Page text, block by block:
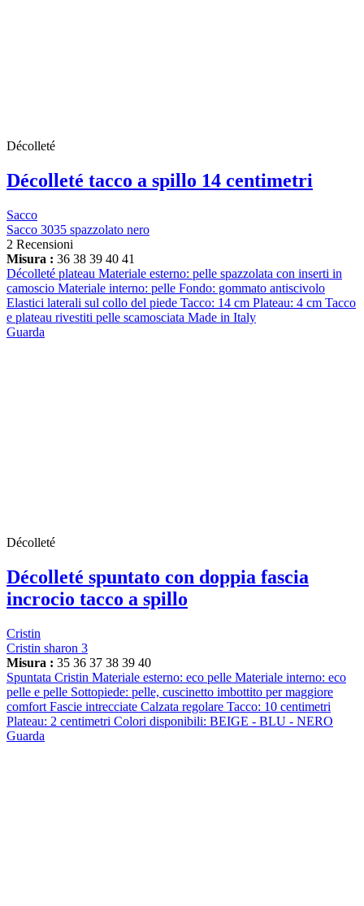
Décolleté
Décolleté tacco a spillo 14 centimetri
Sacco
Sacco 3035 spazzolato nero
2 Recensioni
Misura : 36 38 39 40 41
Décolleté plateau Materiale esterno: pelle spazzolata con inserti in
camoscio Materiale interno: pelle Fondo: gommato antiscivolo
Elastici laterali sul collo del piede Tacco: 14 cm Plateau: 4 cm Tacco
e plateau rivestiti pelle scamosciata Made in Italy
Guarda
Décolleté
Décolleté spuntato con doppia fascia
incrocio tacco a spillo
Cristin
Cristin sharon 3
Misura : 35 36 37 38 39 40
Spuntata Cristin Materiale esterno: eco pelle Materiale interno: eco
pelle e pelle Sottopiede: pelle, cuscinetto imbottito per maggiore
comfort Fascie intrecciate Calzata regolare Tacco: 10 centimetri
Plateau: 2 centimetri Colori disponibili: BEIGE - BLU - NERO
Guarda